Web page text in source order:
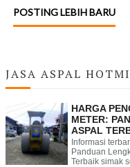
POSTING LEBIH BARU
JASA ASPAL
HARGA
METER:
ASPAL
Informasi
Panduan
Terbaik simak